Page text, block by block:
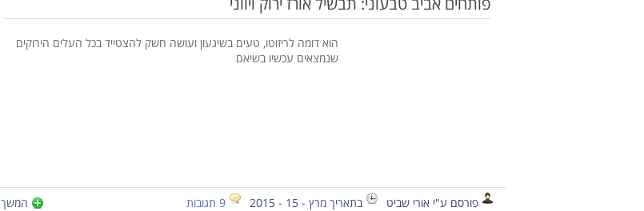
הוא דומה לריזוטו, טעים בשיגעון ועושה חשק להצטייד בכל העלים הירוקים
שנמצאים עכשיו בשיאם
פורסם ע"י אורי שביט בתאריך מרץ - 15 - 2015 9 תגובות המשך